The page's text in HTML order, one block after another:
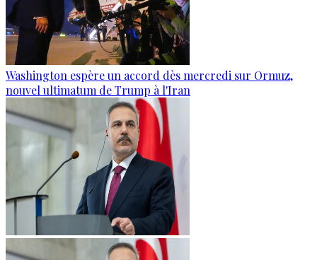
Washington espère un accord dès mercredi sur Ormuz,
nouvel ultimatum de Trump à l'Iran